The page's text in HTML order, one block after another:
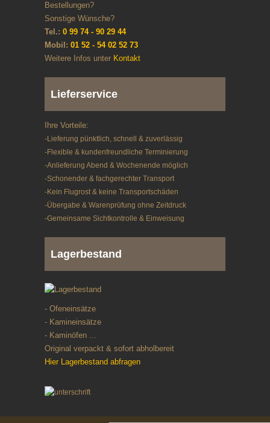
Bestellungen?
Sonstige Wünsche?
Tel.: 0 99 74 - 90 29 44
Mobil: 01 52 - 54 02 52 73
Weitere Infos unter Kontakt
Lieferservice
Ihre Vorteile:
-Lieferung pünktlich, schnell & zuverlässig
-Flexible & kundenfreundliche Terminierung
-Anlieferung Abend & Wochenende möglich
-Schonender & fachgerechter Transport
-Kein Flugrost & keine Transportschäden
-Übergabe & Warenprüfung ohne Zeitdruck
-Gemeinsame Sichtkontrolle & Einweisung
Lagerbestand
- Ofeneinsätze
- Kamineinsätze
- Kaminöfen ...
Original verpackt & sofort abholbereit
Hier Lagerbestand abfragen